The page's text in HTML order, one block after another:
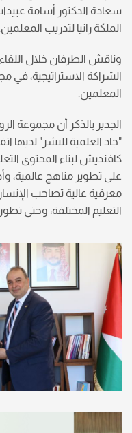
سعادة الدكتور أسامة
الملكة رانيا لتدريب المعلمين.
وناقش الطرفان خلال
الشراكة الاستراتيجية، في
المعلمين.
الجدير بالذكر أن مجموعة
"جاد العلمية للنشر" لديها
كافنديش لبناء المحتوى
على تطوير مناهج عالمية،
معرفية عالية تصاحب
التعليم المختلفة، وحتى